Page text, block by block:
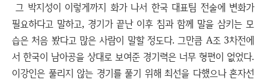
그 박지성이 이렇게까지 화가 나서 한국 대표팀 전술에 변화가
필요하다고 말하고, 경기가 끝난 이후 침과 함께 말을 삼키는 모
습은 처음 봤다고 많은 사람이 말할 정도다. 그만큼 A조 3차전에
서 한국이 남아공을 상대로 보여준 경기력은 너무 형편이 없었다.
이강인은 풀리지 않는 경기를 풀기 위해 최선을 다했으나 혼자선